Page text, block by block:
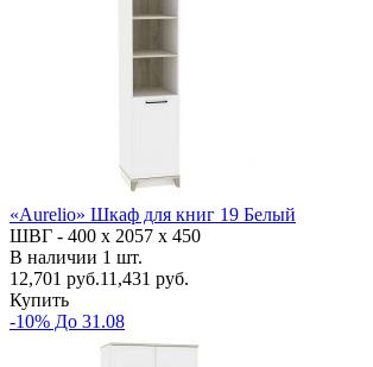
«Aurelio» Шкаф для книг 19 Белый
ШВГ - 400 х 2057 х 450
В наличии 1 шт.
12,701 руб.11,431 руб.
Купить
-10% До 31.08